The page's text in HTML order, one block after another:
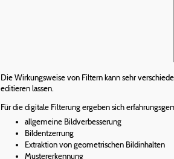
Die Wirkungsweise von Filtern kann sehr
editieren lassen.
Für die digitale Filterung ergeben sich
allgemeine Bildverbesserung
Bildentzerrung
Extraktion von geometrischen Bildinhalten
Mustererkennung